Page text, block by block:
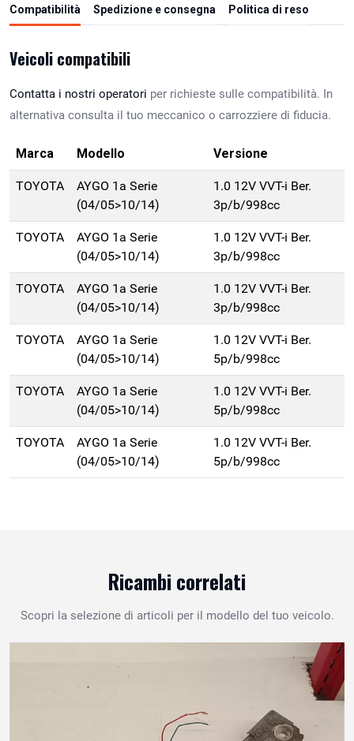
Compatibilità Spedizione e consegna Politica di reso
Veicoli compatibili
Contatta i nostri operatori per richieste sulle compatibilità. In
alternativa consulta il tuo meccanico o carrozziere di fiducia.
Marca Modello Versione
TOYOTA
AYGO 1a Serie
(04/05>10/14)
1.0 12V VVT-i Ber.
3p/b/998cc
TOYOTA
AYGO 1a Serie
(04/05>10/14)
1.0 12V VVT-i Ber.
3p/b/998cc
TOYOTA
AYGO 1a Serie
(04/05>10/14)
1.0 12V VVT-i Ber.
3p/b/998cc
TOYOTA
AYGO 1a Serie
(04/05>10/14)
1.0 12V VVT-i Ber.
5p/b/998cc
TOYOTA
AYGO 1a Serie
(04/05>10/14)
1.0 12V VVT-i Ber.
5p/b/998cc
TOYOTA
AYGO 1a Serie
(04/05>10/14)
1.0 12V VVT-i Ber.
5p/b/998cc
Ricambi correlati
Scopri la selezione di articoli per il modello del tuo veicolo.